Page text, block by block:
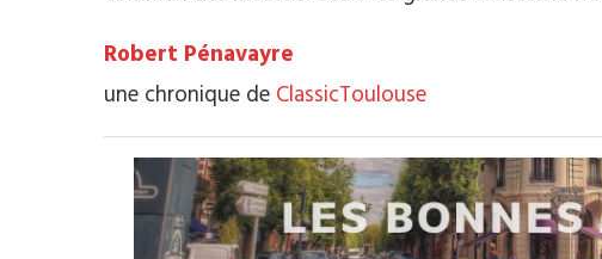
Robert Pénavayre
une chronique de ClassicToulouse